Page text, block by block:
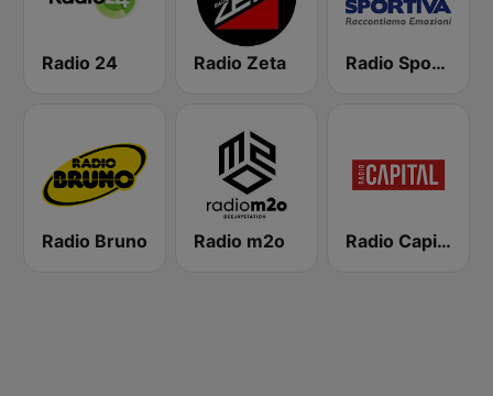
Radio 24 Radio Zeta Radio Sportiva
Radio Bruno Radio m2o Radio Capital